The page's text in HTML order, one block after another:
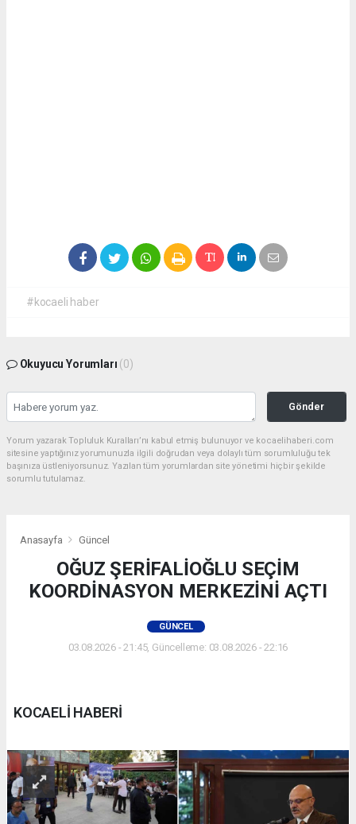
#kocaeli haber
Okuyucu Yorumları (0)
Gönder
Yorum yazarak Topluluk Kuralları’nı kabul etmiş bulunuyor ve kocaelihaberi.com
sitesine yaptığınız yorumunuzla ilgili doğrudan veya dolaylı tüm sorumluluğu tek
başınıza üstleniyorsunuz. Yazılan tüm yorumlardan site yönetimi hiçbir şekilde
sorumlu tutulamaz.
Anasayfa Güncel
OĞUZ ŞERİFALİOĞLU SEÇİM
KOORDİNASYON MERKEZİNİ AÇTI
GÜNCEL
03.08.2026 - 21:45, Güncelleme: 03.08.2026 - 22:16
KOCAELİ HABERİ